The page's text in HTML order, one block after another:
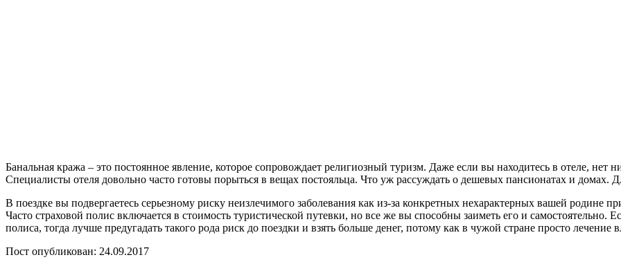
Банальная кража – это постоянное явление, которое сопровождает религиозный туризм. Даже если вы находитесь в отеле, нет
Специалисты отеля довольно часто готовы порыться в вещах постояльца. Что уж рассуждать о дешевых пансионатах и домах.
В поездке вы подвергаетесь серьезному риску неизлечимого заболевания как из-за конкретных нехарактерных вашей родине
Часто страховой полис включается в стоимость туристической путевки, но все же вы способны заиметь его и самостоятельно.
полиса, тогда лучше предугадать такого рода риск до поездки и взять больше денег, потому как в чужой стране просто
Пост опубликован: 24.09.2017